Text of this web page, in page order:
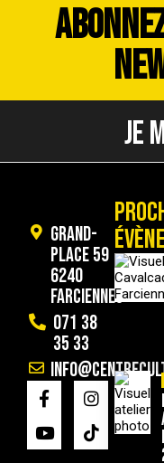
JE
Grand-
Place 59
6240
Farciennes
071 38
35 33